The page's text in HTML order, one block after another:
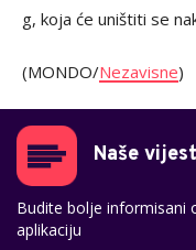
g, koja će uništiti se
(MONDO/Nezavisne)
Naše
Budite bolje informisani
aplikaciju